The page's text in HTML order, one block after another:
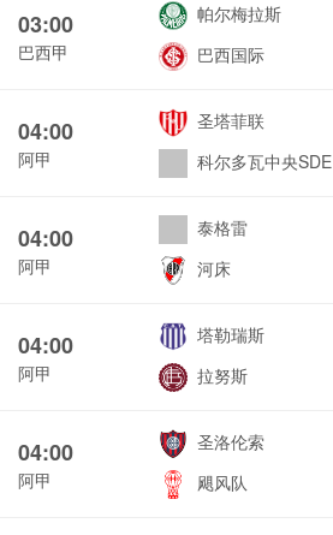
03:00
巴西甲
帕尔梅拉斯
巴西国际
04:00
阿甲
圣塔菲联
科尔多瓦中央SDE
04:00
阿甲
泰格雷
河床
04:00
阿甲
塔勒瑞斯
拉努斯
04:00
阿甲
圣洛伦索
飓风队